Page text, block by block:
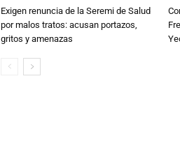
Exigen renuncia de la Seremi de Salud
por malos tratos: acusan portazos,
gritos y amenazas